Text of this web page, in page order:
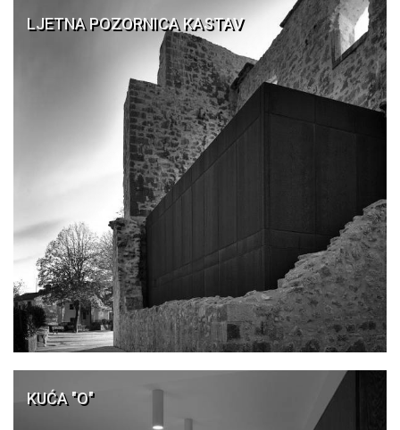
LJETNA POZORNICA KASTAV
KUĆA "O"